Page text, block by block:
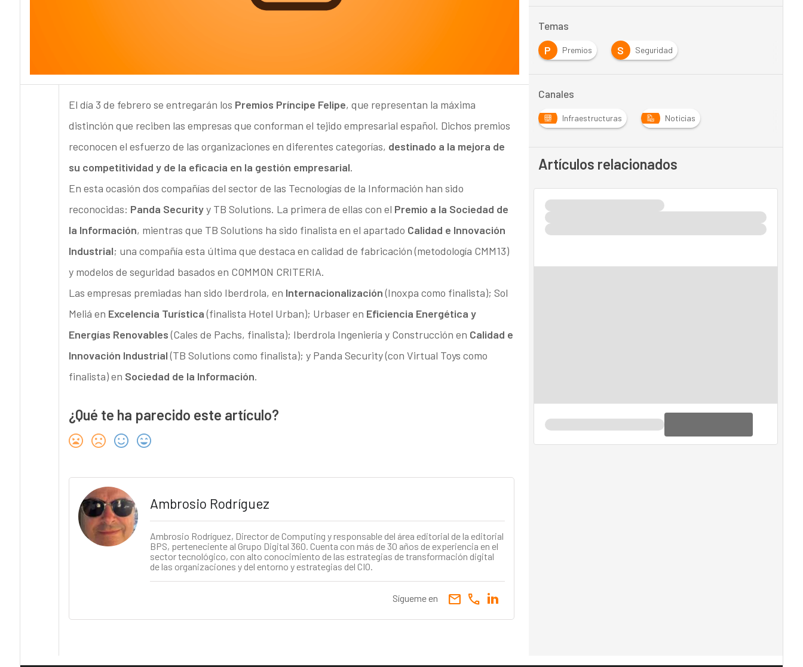
El día 3 de febrero se entregarán los Premios Príncipe Felipe, que representan la máxima
distinción que reciben las empresas que conforman el tejido empresarial español. Dichos premios
reconocen el esfuerzo de las organizaciones en diferentes categorías, destinado a la mejora de
su competitividad y de la eficacia en la gestión empresarial.
En esta ocasión dos compañías del sector de las Tecnologías de la Información han sido
reconocidas: Panda Securityy TB Solutions. La primera de ellas con el Premio a la Sociedad de
la Información, mientras que TB Solutions ha sido finalista en el apartado Calidad e Innovación
Industrial; una compañía esta última que destaca en calidad de fabricación (metodología CMM13)
y modelos de seguridad basados en COMMON CRITERIA.
Las empresas premiadas han sido Iberdrola, en Internacionalización(Inoxpa como finalista); Sol
Meliá en Excelencia Turística(finalista Hotel Urban); Urbaser en Eficiencia Energética y
Energías Renovables(Cales de Pachs, finalista); Iberdrola Ingeniería y Construcción en Calidad e
Innovación Industrial(TB Solutions como finalista); y Panda Security (con Virtual Toys como
finalista) en Sociedad de la Información.
¿Qué te ha parecido este artículo?
Ambrosio Rodríguez
Ambrosio Rodríguez, Director de Computing y responsable del área editorial de la editorial
BPS, perteneciente al Grupo Digital 360. Cuenta con más de 30 años de experiencia en el
sector tecnológico, con alto conocimiento de las estrategias de transformación digital
de las organizaciones y del entorno y estrategias del CIO.
call
email
Sígueme en
Temas
P
Premios S Seguridad
Canales
Infraestructuras Noticias
Artículos relacionados